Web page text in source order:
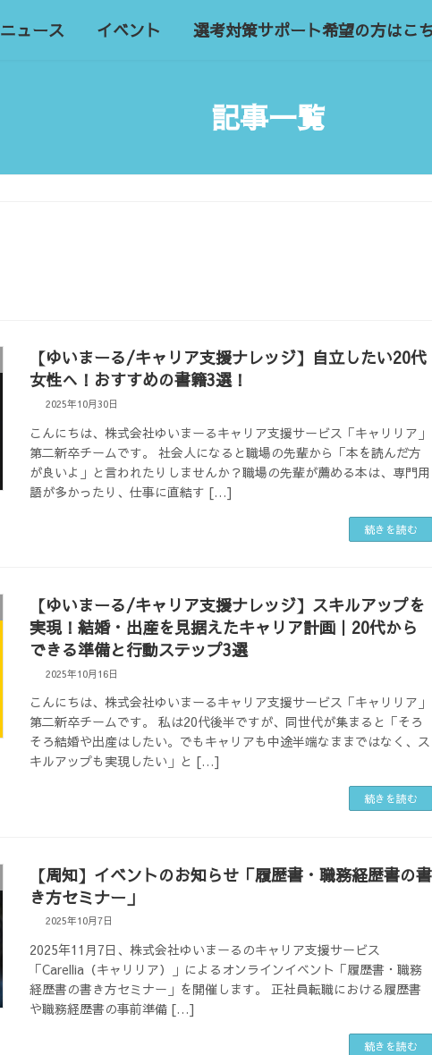
ニュース イベント 選考対策サポート希望の方はこ
記事一覧
【ゆいまーる/キャリア支援ナレッジ】自立したい20代
女性へ！おすすめの書籍3選！
2025年10月30日
こんにちは、株式会社ゆいまーるキャリア支援サービス「キャリリア」
第二新卒チームです。 社会人になると職場の先輩から「本を読んだ方
が良いよ」と言われたりしませんか？職場の先輩が薦める本は、専門用
語が多かったり、仕事に直結す […]
続きを読む
【ゆいまーる/キャリア支援ナレッジ】スキルアップを
実現！結婚・出産を見据えたキャリア計画｜20代から
できる準備と行動ステップ3選
2025年10月16日
こんにちは、株式会社ゆいまーるキャリア支援サービス「キャリリア」
第二新卒チームです。 私は20代後半ですが、同世代が集まると「そろ
そろ結婚や出産はしたい。でもキャリアも中途半端なままではなく、ス
キルアップも実現したい」と […]
続きを読む
【周知】イベントのお知らせ「履歴書・職務経歴書の書
き方セミナー」
2025年10月7日
2025年11月7日、株式会社ゆいまーるのキャリア支援サービス
「Carellia（キャリリア）」によるオンラインイベント「履歴書・職務
経歴書の書き方セミナー」を開催します。 正社員転職における履歴書
や職務経歴書の事前準備 […]
続きを読む